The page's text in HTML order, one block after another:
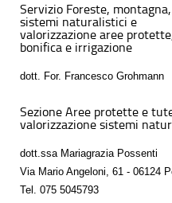
Servizio Foreste, montagna,
sistemi naturalistici e
valorizzazione aree
bonifica e irrigazione
dott. For. Francesco Grohmann
Sezione Aree protette e
valorizzazione sistemi
dott.ssa Mariagrazia Possenti
Via Mario Angeloni, 61 - 06124
Tel.
075 5045793